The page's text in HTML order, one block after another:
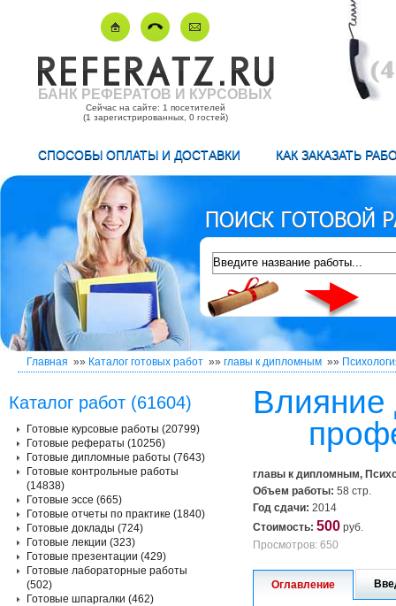
БАНК РЕФЕРАТОВ И КУРСОВЫХ
Сейчас на сайте: 1 посетителей
(1 зарегистрированных, 0 гостей)
СПОСОБЫ ОПЛАТЫ И ДОСТАВКИ КАК ЗАКАЗАТЬ
Главная »» Каталог готовых работ »» главы к дипломным »»
Влияние
главы к дипломным,
Объем работы: 58 стр.
Год сдачи: 2014
Стоимость: 500 руб.
Просмотров: 650
Оглавление
Каталог работ (61604)
Готовые курсовые работы (20799)
Готовые рефераты (10256)
Готовые дипломные работы (7643)
Готовые контрольные работы
(14838)
Готовые эссе (665)
Готовые отчеты по практике (1840)
Готовые доклады (724)
Готовые лекции (323)
Готовые презентации (429)
Готовые лабораторные работы
(502)
Готовые шпаргалки (462)